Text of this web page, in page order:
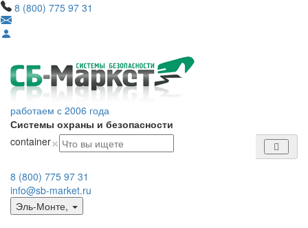
8 (800) 775 97 31
работаем с 2006 года
Системы охраны и безопасности
container×
8 (800) 775 97 31
info@sb-market.ru
Эль-Монте,